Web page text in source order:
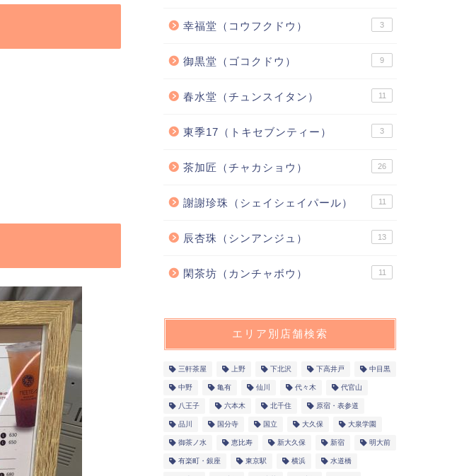
幸福堂（コウフクドウ） 3
御黒堂（ゴコクドウ） 9
春水堂（チュンスイタン） 11
東季17（トキセブンティー） 3
茶加匠（チャカショウ） 26
謝謝珍珠（シェイシェイパール） 11
辰杏珠（シンアンジュ） 13
閑茶坊（カンチャボウ） 11
エリア別店舗検索
三軒茶屋 上野 下北沢 下高井戸 中目黒
中野 亀有 仙川 代々木 代官山
八王子 六本木 北千住 原宿・表参道
品川 国分寺 国立 大久保 大泉学園
御茶ノ水 恵比寿 新大久保 新宿 明大前
有楽町・銀座 東京駅 横浜 水道橋